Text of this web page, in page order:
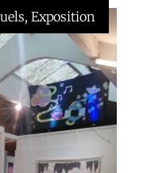
, Exposition